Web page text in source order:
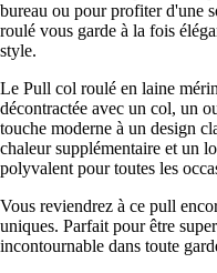
bureau ou pour profiter d'une
roulé vous garde à la fois
style.
Le Pull col roulé en laine
décontractée avec un col, un
touche moderne à un design
chaleur supplémentaire et un
polyvalent pour toutes les
Vous reviendrez à ce pull
uniques. Parfait pour être
incontournable dans toute